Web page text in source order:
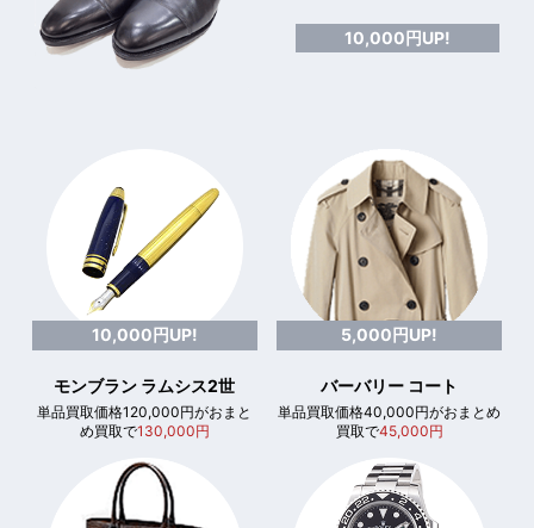
10,000円UP!
10,000円UP!
モンブラン ラムシス2世
単品買取価格120,000円がおまと
め買取で130,000円
5,000円UP!
バーバリー コート
単品買取価格40,000円がおまとめ
買取で45,000円